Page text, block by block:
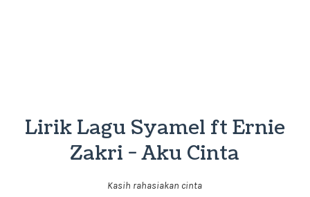
Lirik Lagu Syamel ft Ernie
Zakri - Aku Cinta
Kasih rahasiakan cinta